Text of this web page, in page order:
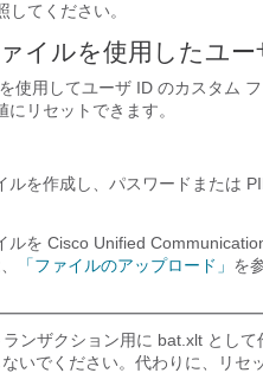
してください。
イルを使用したユ
使用してユーザ ID のカスタム
リセットできます。
ルを作成し、パスワードまたは
ルを Cisco Unified
「ファイルのアップロード」 を
ランザクション用に bat.xlt とし
いでください。代わりに、リ